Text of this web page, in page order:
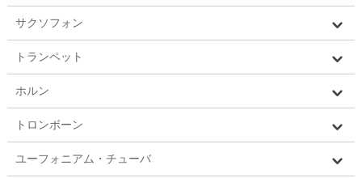
サクソフォン
トランペット
ホルン
トロンボーン
ユーフォニアム・チューバ